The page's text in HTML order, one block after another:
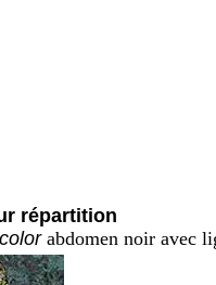
répartition
abdomen noir avec